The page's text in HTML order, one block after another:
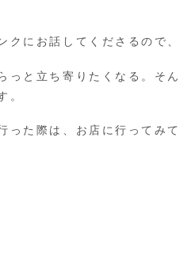
クにお話してくださるので、
っと立ち寄りたくなる。そん
。
った際は、お店に行ってみて